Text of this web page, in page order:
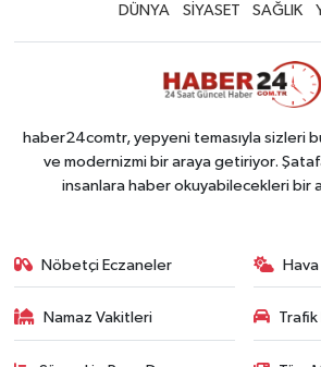
DÜNYA
SİYASET SAĞLIK
haber24comtr, yepyeni temasıyla sizleri
ve modernizmi bir araya getiriyor.
insanlara haber okuyabilecekleri bir
Nöbetçi Eczaneler
Namaz Vakitleri Trafik